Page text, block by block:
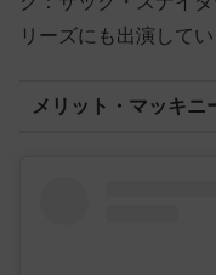
リーズにも出演してい
メリット・マッキニ